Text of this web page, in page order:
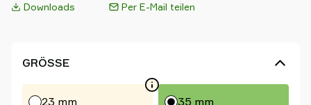
Downloads Per E-Mail teilen
GRÖSSE
23 mm 35 mm